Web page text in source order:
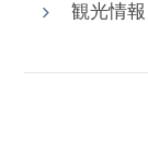
観光情